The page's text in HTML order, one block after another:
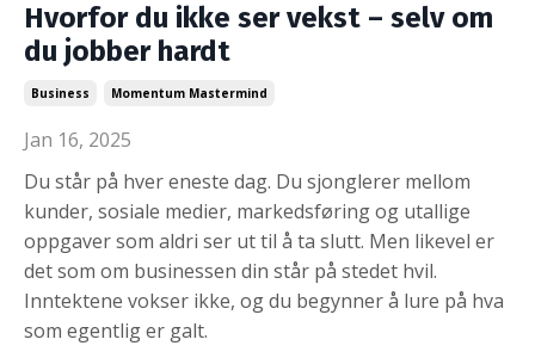
Hvorfor du ikke ser vekst – selv om
du jobber hardt
Business Momentum Mastermind
Jan 16, 2025
Du står på hver eneste dag. Du sjonglerer mellom
kunder, sosiale medier, markedsføring og utallige
oppgaver som aldri ser ut til å ta slutt. Men likevel er
det som om businessen din står på stedet hvil.
Inntektene vokser ikke, og du begynner å lure på hva
som egentlig er galt.